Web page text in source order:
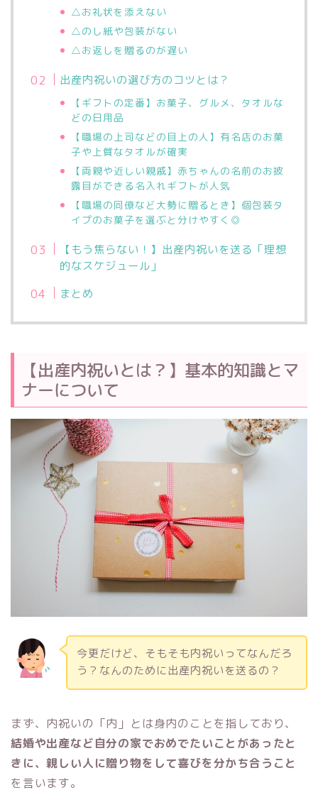
△お礼状を添えない
△のし紙や包装がない
△お返しを贈るのが遅い
出産内祝いの選び方のコツとは？
【ギフトの定番】お菓子、グルメ、タオルな
どの日用品
【職場の上司などの目上の人】有名店のお菓
子や上質なタオルが確実
【両親や近しい親戚】赤ちゃんの名前のお披
露目ができる名入れギフトが人気
【職場の同僚など大勢に贈るとき】個包装タ
イプのお菓子を選ぶと分けやすく◎
【もう焦らない！】出産内祝いを送る「理想
的なスケジュール」
まとめ
【出産内祝いとは？】基本的知識とマ
ナーについて
今更だけど、そもそも内祝いってなんだろ
う？なんのために出産内祝いを送るの？
まず、内祝いの「内」とは身内のことを指しており、
結婚や出産など自分の家でおめでたいことがあったと
きに、親しい人に贈り物をして喜びを分かち合うこと
を言います。